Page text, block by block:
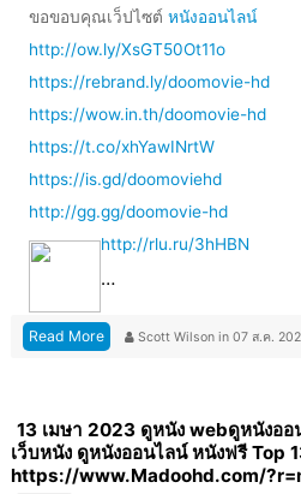
ขอขอบคุณเว็ปไซต์ หนังออนไลน์
http://ow.ly/XsGT50Ot11o
https://rebrand.ly/doomovie-hd
https://wow.in.th/doomovie-hd
https://t.co/xhYawINrtW
https://is.gd/doomoviehd
http://gg.gg/doomovie-hd
http://rlu.ru/3hHBN
…
Read More Scott Wilson in 07 ส.ค.
13 เมษา 2023 ดูหนัง webดูหนังอ
เว็บหนัง ดูหนังออนไลน์ หนังฟรี Top
https://www.Madoohd.com/